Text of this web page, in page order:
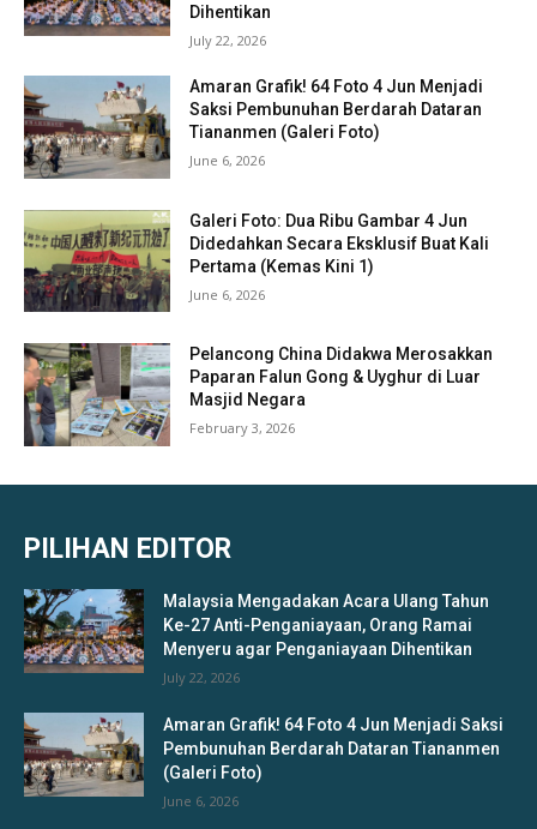
Dihentikan
July 22, 2026
Amaran Grafik! 64 Foto 4 Jun Menjadi
Saksi Pembunuhan Berdarah Dataran
Tiananmen (Galeri Foto)
June 6, 2026
Galeri Foto: Dua Ribu Gambar 4 Jun
Didedahkan Secara Eksklusif Buat Kali
Pertama (Kemas Kini 1)
June 6, 2026
Pelancong China Didakwa Merosakkan
Paparan Falun Gong & Uyghur di Luar
Masjid Negara
February 3, 2026
PILIHAN EDITOR
Malaysia Mengadakan Acara Ulang Tahun
Ke-27 Anti-Penganiayaan, Orang Ramai
Menyeru agar Penganiayaan Dihentikan
July 22, 2026
Amaran Grafik! 64 Foto 4 Jun Menjadi Saksi
Pembunuhan Berdarah Dataran Tiananmen
(Galeri Foto)
June 6, 2026